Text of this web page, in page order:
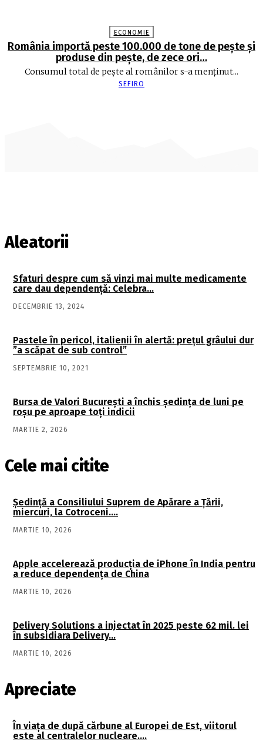
ECONOMIE
România importă peste 100.000 de tone de peşte şi
produse din peşte, de zece ori…
Consumul total de peşte al ro­mâ­nilor s-a menţinut...
SEFIRO
Aleatorii
Sfaturi despre cum să vinzi mai multe medicamente
care dau dependenţă: Celebra…
DECEMBRIE 13, 2024
Pastele în pericol, italienii în alertă: prețul grâului dur
”a scăpat de sub control”
SEPTEMBRIE 10, 2021
Bursa de Valori Bucureşti a închis şedinţa de luni pe
roşu pe aproape toți indicii
MARTIE 2, 2026
Cele mai citite
Şedinţă a Consiliului Suprem de Apărare a Ţării,
miercuri, la Cotroceni….
MARTIE 10, 2026
Apple accelerează producția de iPhone în India pentru
a reduce dependența de China
MARTIE 10, 2026
Delivery Solutions a injectat în 2025 peste 62 mil. lei
în subsidiara Delivery…
MARTIE 10, 2026
Apreciate
În viaţa de după cărbune al Europei de Est, viitorul
este al centralelor nucleare….